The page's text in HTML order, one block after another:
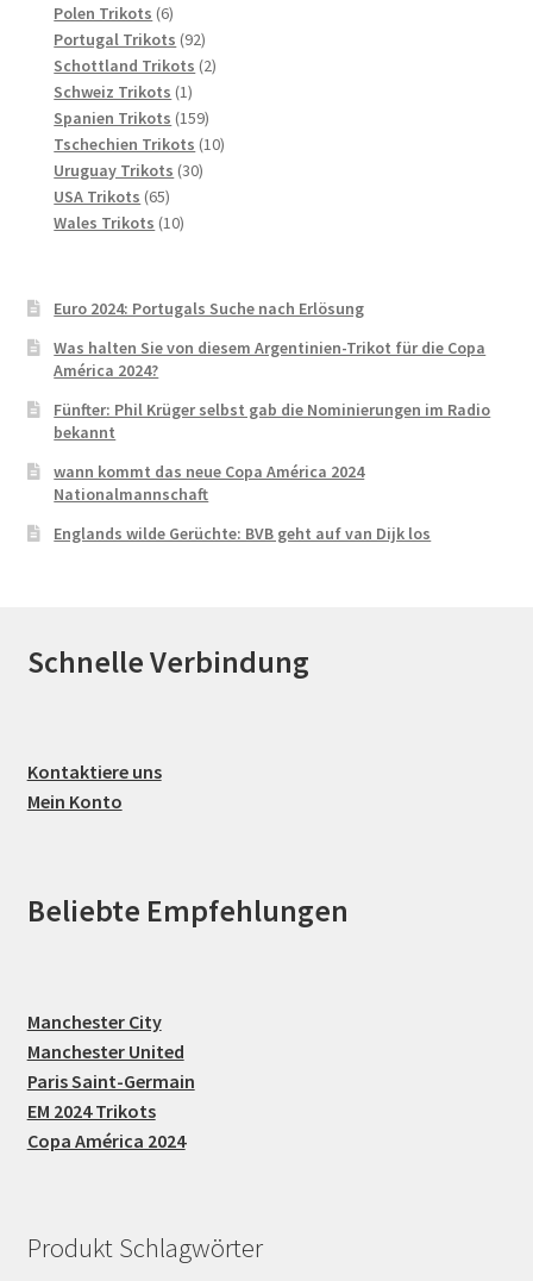
Produkte
Polen Trikots 66
Produkte
Portugal Trikots 9292
Produkte
Schottland Trikots 22
Schweiz Trikots 11
Produkt
Spanien Trikots 159159
Produkte
Tschechien Trikots 1010
Uruguay Trikots 3030
USA Trikots 6565
Produkte
Wales Trikots 1010
Euro 2024: Portugals Suche nach Erlösung
Was halten Sie von diesem Argentinien-Trikot für die Copa
América 2024?
Fünfter: Phil Krüger selbst gab die Nominierungen im Radio
bekannt
wann kommt das neue Copa América 2024
Nationalmannschaft
Englands wilde Gerüchte: BVB geht auf van Dijk los
Schnelle Verbindung
Kontaktiere uns
Mein Konto
Beliebte Empfehlungen
Manchester City
Manchester United
Paris Saint-Germain
EM 2024 Trikots
Copa América 2024
Produkt Schlagwörter